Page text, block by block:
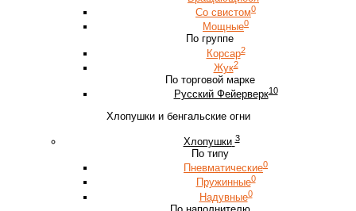
Со свистом0
Мощные0
По группе
Корсар2
Жук2
По торговой марке
Русский Фейерверк10
Хлопушки и бенгальские огни
Хлопушки 3
По типу
Пневматические0
Пружинные0
Надувные0